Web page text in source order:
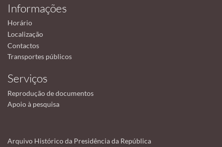
Informações
Horário
Localização
Contactos
Transportes públicos
Serviços
Reprodução de documentos
Apoio à pesquisa
Arquivo Histórico da Presidência da República